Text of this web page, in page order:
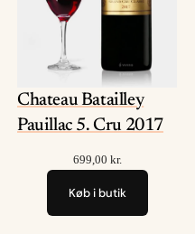
Chateau Batailley
Pauillac 5. Cru 2017
699,00 kr.
Køb i butik